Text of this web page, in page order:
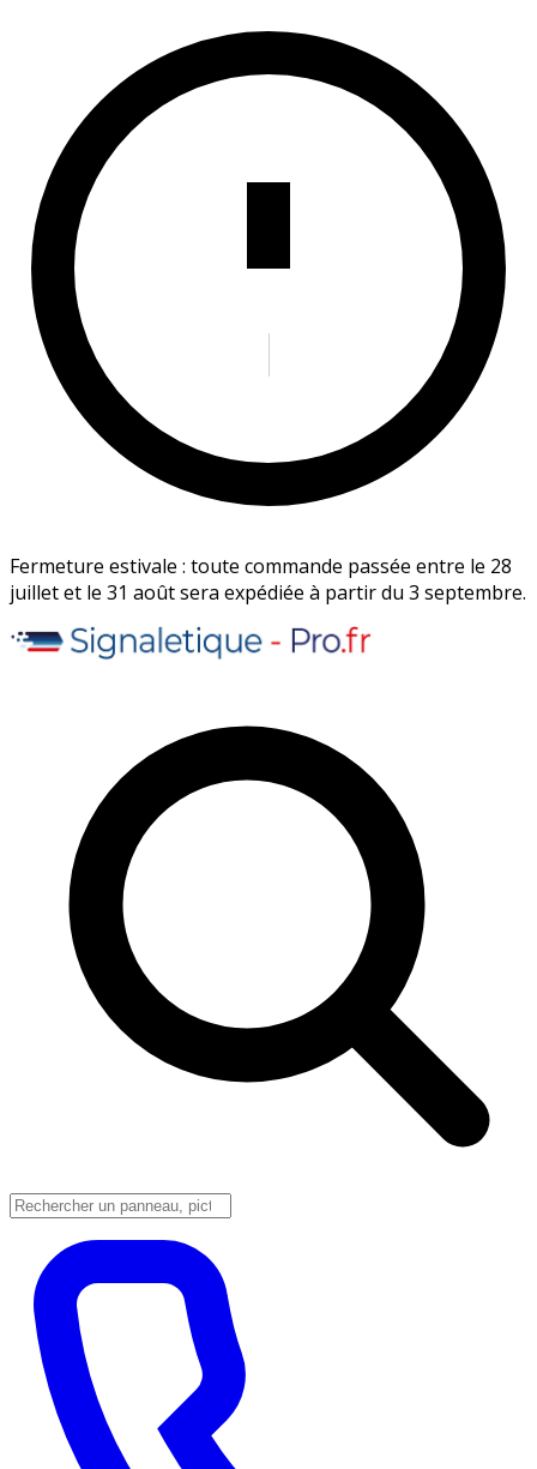
Fermeture estivale : toute commande passée entre le 28
juillet et le 31 août sera expédiée à partir du 3 septembre.